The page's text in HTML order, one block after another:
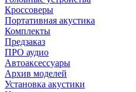
Кроссоверы
Портативная акустика
Комплекты
Предзаказ
ПРО аудио
Автоаксессуары
Архив моделей
Установка акустики